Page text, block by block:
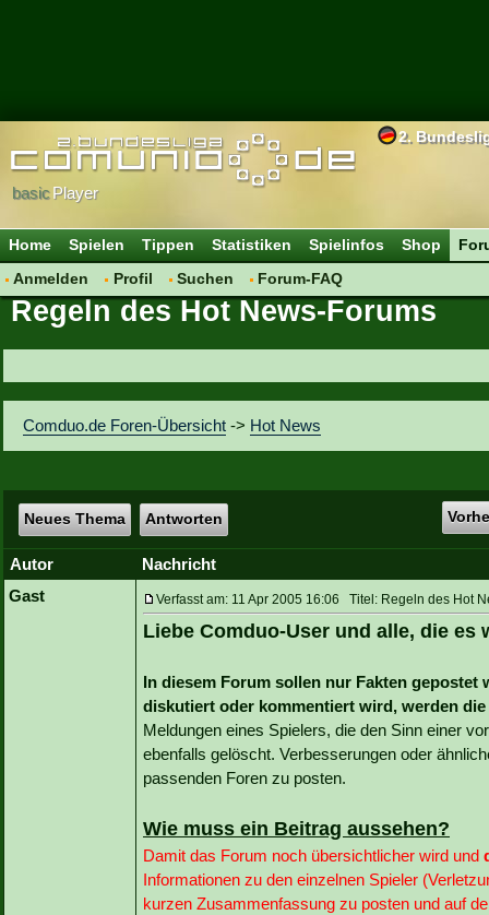
2.
basicPlayer
Home Spielen Tippen Statistiken Spielinfos Shop
Anmelden
Profil Suchen Forum-FAQ
Regeln des Hot News-Forums
Comduo.de Foren-Übersicht -> Hot News
Neues Thema Antworten
Autor
Nachricht
Gast
Verfasst am: 11 Apr 2005 16:06 Titel: Regeln des Hot
Liebe Comduo-User und alle, die es
In diesem Forum sollen nur Fakten
diskutiert oder kommentiert wird, werden
Meldungen eines Spielers, die den Sinn einer
ebenfalls gelöscht. Verbesserungen oder
passenden Foren zu posten.
Wie muss ein Beitrag aussehen?
Damit das Forum noch übersichtlicher wird und
Informationen zu den einzelnen Spieler
kurzen Zusammenfassung zu posten und auf